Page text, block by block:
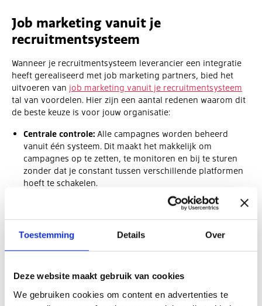
Toestemming Details Over
Deze website maakt gebruik van cookies
We gebruiken cookies om content en advertenties te
Job marketing vanuit je
recruitmentsysteem
Wanneer je recruitmentsysteem leverancier een integratie
heeft gerealiseerd met job marketing partners, bied het
uitvoeren van job marketing vanuit je recruitmentsysteem
tal van voordelen. Hier zijn een aantal redenen waarom dit
de beste keuze is voor jouw organisatie:
Centrale controle: Alle campagnes worden beheerd
vanuit één systeem. Dit maakt het makkelijk om
campagnes op te zetten, te monitoren en bij te sturen
zonder dat je constant tussen verschillende platformen
hoeft te schakelen.
Direct inzicht in de prestaties van je
campagnes zorgt ervoor dat je snel kunt reageren op
veranderingen. Zie je dat een bepaald kanaal niet goed
Integratie met bestaande data:Omdat alle data over
kandidaten en campagnes in hetzelfde systeem staan,